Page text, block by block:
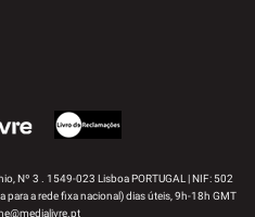
Nº 3 . 1549-023 Lisboa PORTUGAL | NIF: 502
para a rede fixa nacional) dias úteis, 9h-18h GMT